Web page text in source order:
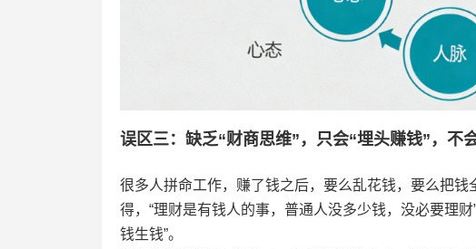
误区三：缺乏“财商思维”，只会“埋头赚钱”，不
很多人拼命工作，赚了钱之后，要么乱花钱，要么把
得，“理财是有钱人的事，普通人没多少钱，没必要理
钱生钱”。